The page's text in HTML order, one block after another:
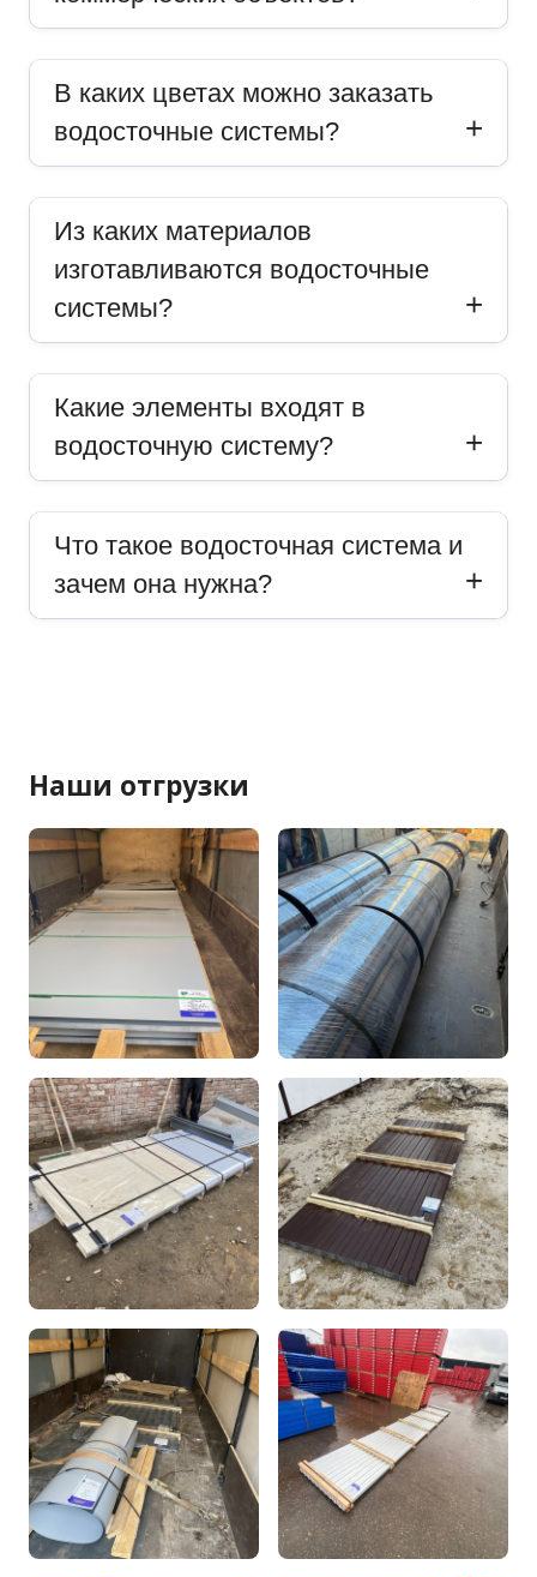
В каких цветах можно заказать
водосточные системы?
Из каких материалов
изготавливаются водосточные
системы?
Какие элементы входят в
водосточную систему?
Что такое водосточная система и
зачем она нужна?
Наши отгрузки